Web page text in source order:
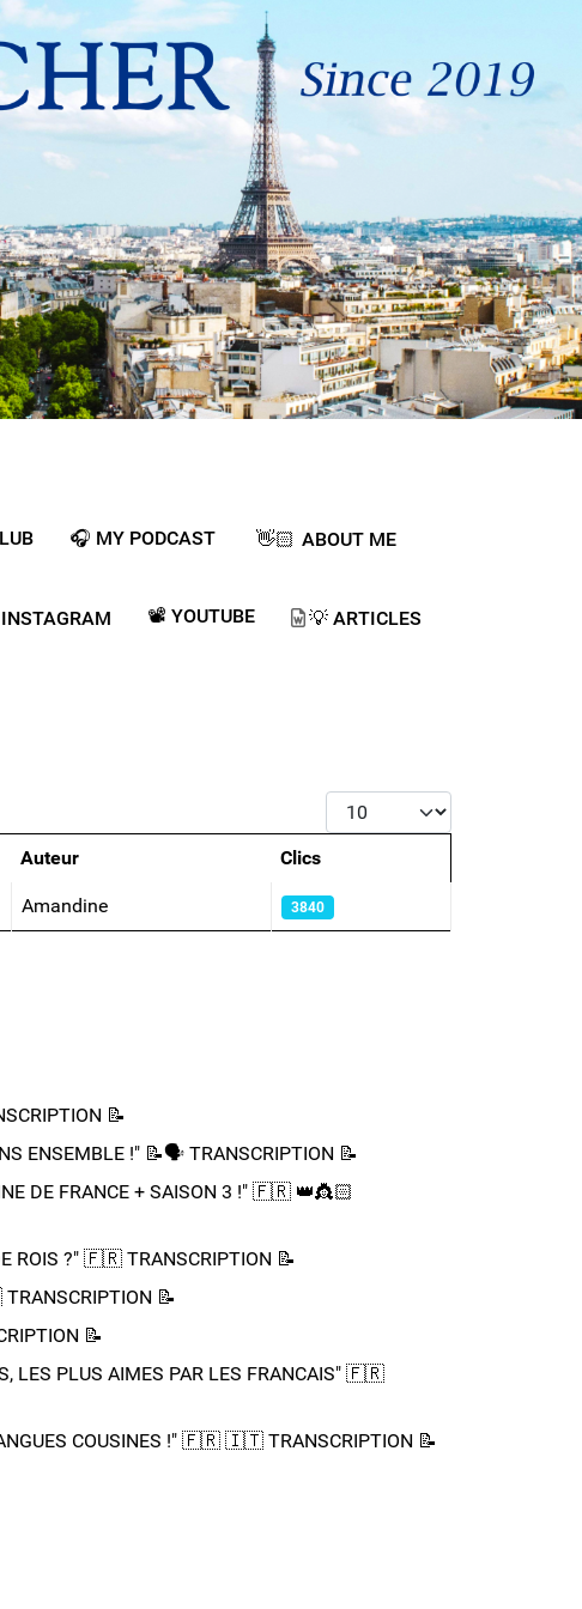
🎧 MY PODCAST ​ 👋🏻 ABOUT ME
📽️ YOUTUBE 💡​ ARTICLES
Afficher #
Auteur Clics
Amandine 3840
📝​
ENSEMBLE !" 📝​🗣️​​​​ TRANSCRIPTION 📝​
DE FRANCE + SAISON 3 !"​ 🇫🇷 👑​👸🏻​​
ROIS ?"​ 🇫🇷​ TRANSCRIPTION 📝​
📝​
📝​
LES PLUS AIMES PAR LES FRANCAIS"​ 🇫🇷​
COUSINES !"​ 🇫🇷​ 🇮🇹​ ​TRANSCRIPTION 📝​